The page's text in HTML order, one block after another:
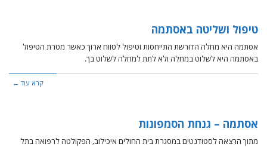
טיפול ושליטה באסתמה
אסתמה היא מחלה הדורשת התייחסות וטיפול לטווח ארוך כאשר מטרת הטיפול
באסתמה היא לשלוט במחלה ולא לתת למחלה לשלוט בך.
קרא עוד ←
אסתמה – גנחת הסמפונות
מתוך הרצאה לסטודנטים במסגרת בית החולים איכילוב, הפקולטה לרפואה בתל